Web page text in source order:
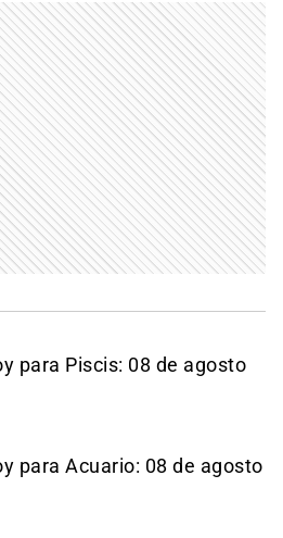
para Piscis: 08 de agosto
para Acuario: 08 de agosto